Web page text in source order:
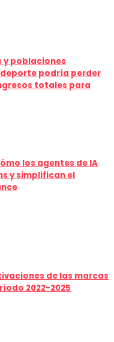
y poblaciones
podría perder
totales para
los agentes de IA
y simplifican el
de las marcas
2022-2025